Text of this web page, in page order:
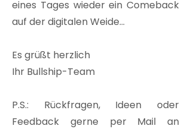
eines Tages wieder ein Comeback
auf der digitalen Weide...
Es grüßt herzlich
Ihr Bullship-Team
P.S.: Rückfragen, Ideen oder
Feedback gerne per Mail an